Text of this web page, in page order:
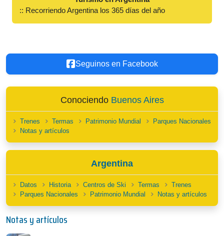
:: Recorriendo Argentina los 365 días del año
Seguinos en Facebook
Conociendo Buenos Aires
Trenes Termas Patrimonio Mundial
Parques Nacionales
Notas y artículos
Argentina
Datos Historia Centros de Ski Termas
Trenes
Parques Nacionales
Patrimonio Mundial Notas y artículos
Notas y artículos